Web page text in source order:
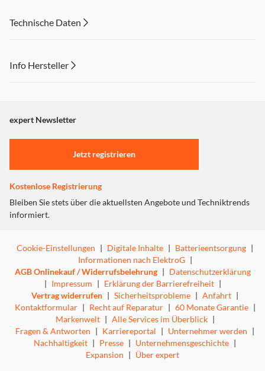
Technische Daten
Info Hersteller
"Marketing".
Einstellungen anpassen
expert Newsletter
Jetzt registrieren
Kostenlose Registrierung
Bleiben Sie stets über die aktuellsten Angebote und Techniktrends
informiert.
Cookie-Einstellungen | Digitale Inhalte | Batterieentsorgung |
Informationen nach ElektroG |
AGB Onlinekauf / Widerrufsbelehrung | Datenschutzerklärung
| Impressum | Erklärung der Barrierefreiheit |
Vertrag widerrufen | Sicherheitsprobleme | Anfahrt |
Kontaktformular | Recht auf Reparatur | 60 Monate Garantie |
Markenwelt | Alle Services im Überblick |
Fragen & Antworten | Karriereportal | Unternehmer werden |
Nachhaltigkeit | Presse | Unternehmensgeschichte |
Expansion | Über expert